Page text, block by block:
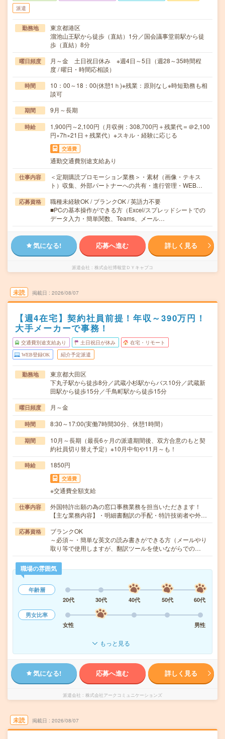
派遣
勤務地
東京都港区
溜池山王駅から徒歩（直結）1分／国会議事堂前駅から徒
歩（直結）8分
曜日頻度
月～金 土日祝日休み ※週4日～5日（週28～35時間程
度 / 曜日・時間応相談）
時間
10：00～18：00(休憩1ｈ)※残業：原則なし※時短勤務も相
談可
期間 9月～長期
時給
1,900円～2,100円（月収例：308,700円＋残業代＝＠2,100
円×7h×21日＋残業代）※スキル・経験に応じる
交通費
通勤交通費別途支給あり
仕事内容
＜定期購読プロモーション業務＞・素材（画像・テキス
ト）収集、外部パートナーへの共有・進行管理・WEB…
応募資格
職種未経験OK / ブランクOK / 英語力不要
■PCの基本操作ができる方（Excel/スプレッドシートでの
データ入力・簡単関数、Teams、メール…
気になる! 応募へ進む 詳しく見る
派遣会社 株式会社博報堂ＤＹキャプコ
未読 掲載日 2026/08/07
【週4在宅】契約社員前提！年収～390万円！
大手メーカーで事務！
交通費別途支給あり 土日祝日が休み 在宅・リモート
WEB登録OK 紹介予定派遣
勤務地
東京都大田区
下丸子駅から徒歩8分／武蔵小杉駅からバス10分／武蔵新
田駅から徒歩15分／千鳥町駅から徒歩15分
曜日頻度 月～金
時間 8:30～17:00(実働7時間30分、休憩1時間）
期間
10月～長期（最長6ヶ月の派遣期間後、双方合意のもと契
約社員切り替え予定）※10月中旬や11月～も！
時給 1850円
交通費
※交通費全額支給
仕事内容
外国特許出願の為の窓口事務業務を担当いただきます！
【主な業務内容】・明細書翻訳の手配・特許技術者や外…
応募資格
ブランクOK
～必須～・簡単な英文の読み書きができる方（メールやり
取り等で使用しますが、翻訳ツールを使いながらでの…
職場の雰囲気
年齢層
20代
30代 40代 50代
60代
男女比率
女性
男性
もっと見る
気になる! 応募へ進む 詳しく見る
派遣会社 株式会社アークコミュニケーションズ
未読 掲載日 2026/08/07